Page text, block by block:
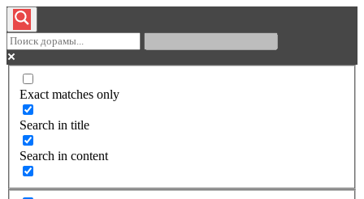
Exact matches only
Search in title
Search in content